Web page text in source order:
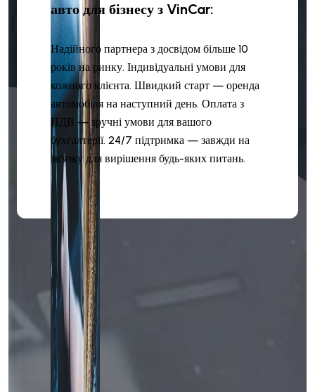
авто для бізнесу з VinCar:
Надійного партнера з досвідом більше 10
років на ринку. Індивідуальні умови для
кожного клієнта. Швидкий старт — оренда
автомобіля на наступний день. Оплата з
ПДВ — зручні умови для вашого
бухгалтерії. 24/7 підтримка — завжди на
зв'язку для вирішення будь-яких питань.